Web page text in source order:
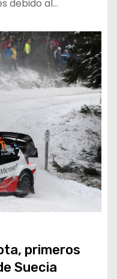
debido al…
primeros
Suecia